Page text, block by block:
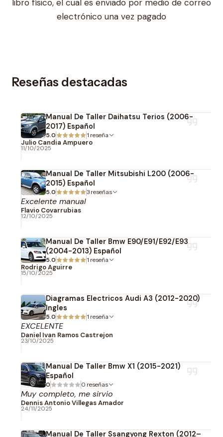
libro físico, el cual es enviado por medio de correo
electrónico una vez pagado
Reseñas destacadas
Manual De Taller Daihatsu Terios (2006-
2017) Español
5.0 1 reseña
Julio Candia Ampuero
11/10/2025
Manual De Taller Mitsubishi L200 (2006-
2015) Español
5.0 3 reseñas
Excelente manual
Flavio Covarrubias
12/10/2025
Manual De Taller Bmw E90/E91/E92/E93
(2004-2013) Español
5.0 1 reseña
Rodrigo Aguirre
15/10/2025
Diagramas Electricos Audi A3 (2012-2020)
Ingles
5.0 1 reseña
EXCELENTE
Daniel Ivan Ramos Castrejon
23/10/2025
Manual De Taller Bmw X1 (2015-2021)
Español
0 0 reseñas
Muy completo, me sirvio
Dennis Antonio Villegas Amador
24/11/2025
Manual De Taller Ssangyong Rexton (2012–